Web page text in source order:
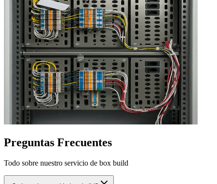
Preguntas Frecuentes
Todo sobre nuestro servicio de box build